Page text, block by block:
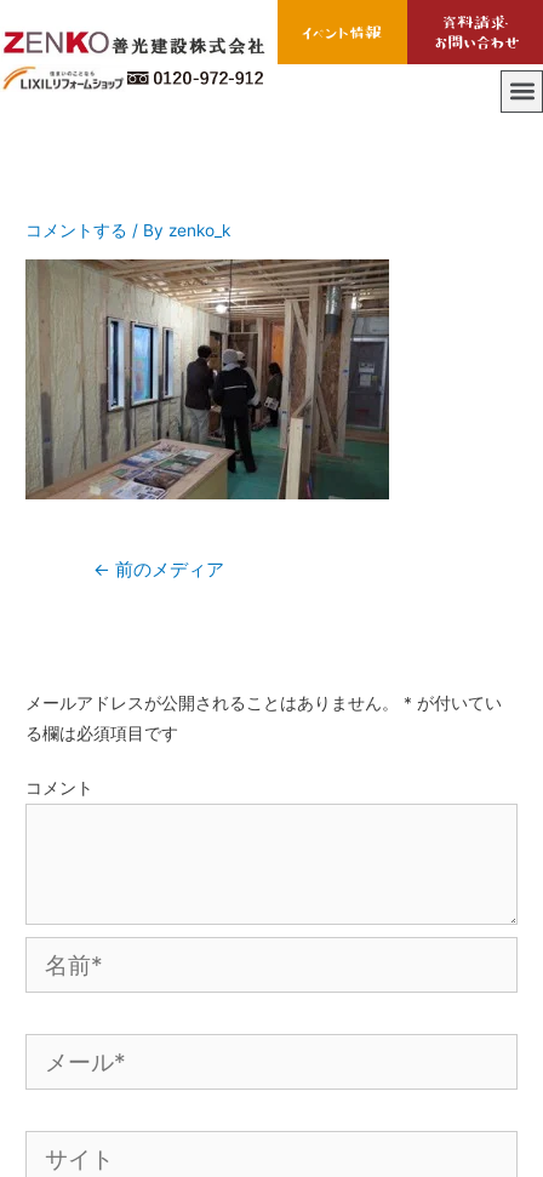
コメントする / By zenko_k
← 前のメディア
メールアドレスが公開されることはありません。 * が付いてい
る欄は必須項目です
コメント